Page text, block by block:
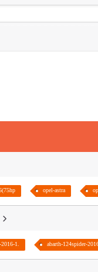
opel-astra
1. abarth-124spider-